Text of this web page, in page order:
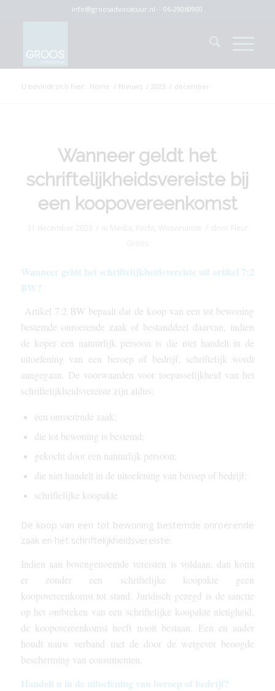
info@groosadvocatuur.nl –06-29060900
U bevindt zich hier: Home / Nieuws / 2023 / december
Wanneer geldt het
schriftelijkheidsvereiste bij
een koopovereenkomst
Wanneer geldt het schriftelijkheidsvereiste uit artikel 7:2
BW?
Artikel 7:2 BW bepaalt dat de koop van een tot bewoning
bestemde onroerende zaak of bestanddeel daarvan, indien
de koper een natuurlijk persoon is die niet handelt in de
uitoefening van een beroep of bedrijf, schriftelijk wordt
aangegaan. De voorwaarden voor toepasselijkheid van het
schriftelijkheidsvereiste zijn aldus:
een onroerende zaak;
die tot bewoning is bestemd;
gekocht door een natuurlijk persoon;
die niet handelt in de uitoefening van beroep of bedrijf;
schriftelijke koopakte
De koop van een tot bewoning bestemde onroerende
zaak en het schriftelijkheidsvereiste:
Indien aan bovengenoemde vereisten is voldaan, dan komt
er zonder een schriftelijke koopakte geen
koopovereenkomst tot stand. Juridisch gezegd is de sanctie
op het ontbreken van een schriftelijke koopakte nietigheid,
de koopovereenkomst heeft nooit bestaan. Een en ander
houdt nauw verband met de door de wetgever beoogde
bescherming van consumenten.
Handelt u in de uitoefening van beroep of bedrijf?